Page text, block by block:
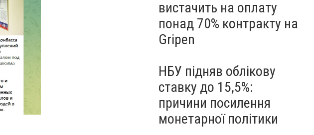
вистачить на оплату
понад 70% контракту на
Gripen
НБУ підняв облікову
ставку до 15,5%:
причини посилення
монетарної політики